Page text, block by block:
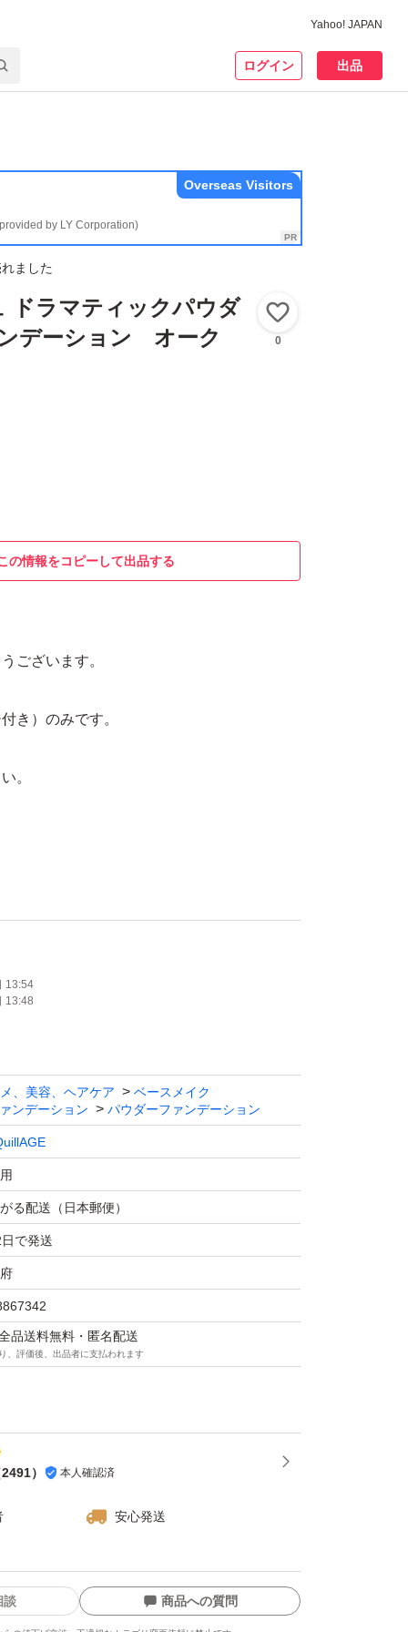
Yahoo! JAPAN
ログイン 出品
by LY Corporation)
Overseas Visitors
ました
ドラマティックパウダ
デーション オーク
0
の情報をコピーして出品する
ございます。
き）のみです。
。
。
がる配送(匿名)で送れる範囲なら合計金額
円引き
円引き
引き
段変更させて頂きます。(ご購入後は変更で
意下さい)
遅くなるかも知れませんが、必ず返信しま
13:54
13:48
、美容、ヘアケア
ベースメイク
ンデーション
パウダーファンデーション
る配送（日本郵便）
で発送
品送料無料・匿名配送
、評価後、出品者に支払われます
2491） 本人確認済
安心発送
談 商品への質問